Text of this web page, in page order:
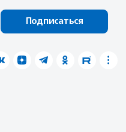
Подписаться